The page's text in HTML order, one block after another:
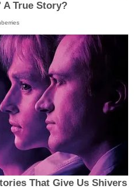
A True Story?
That Give Us Shivers